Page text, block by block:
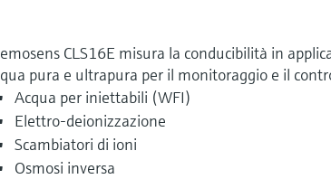
CLS16E misura la conducibilità in
pura e ultrapura per il monitoraggio e il
Acqua per iniettabili (WFI)
Elettro-deionizzazione
Scambiatori di ioni
Osmosi inversa